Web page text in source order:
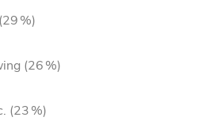
%)
(26 %)
(23 %)